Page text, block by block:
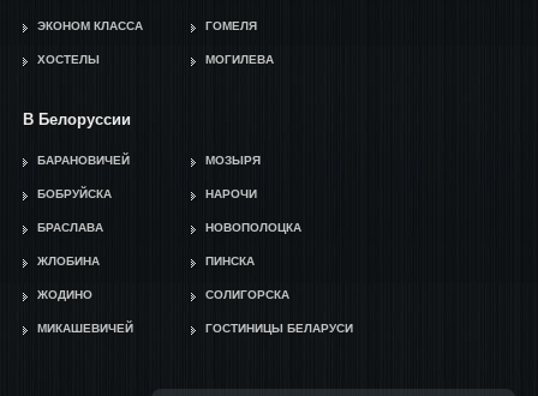
ЭКОНОМ КЛАССА
ХОСТЕЛЫ
ГОМЕЛЯ
МОГИЛЕВА
В Белоруссии
БАРАНОВИЧЕЙ
БОБРУЙСКА
БРАСЛАВА
ЖЛОБИНА
ЖОДИНО
МИКАШЕВИЧЕЙ
МОЗЫРЯ
НАРОЧИ
НОВОПОЛОЦКА
ПИНСКА
СОЛИГОРСКА
ГОСТИНИЦЫ БЕЛАРУСИ